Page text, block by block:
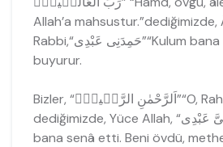
Allah’a mahsustur.”dediğimizde,
Rabbi,“حَمِدَنِى عَبْدِى”“Kulum bana hamd etti.”
buyurur.
Bizler, “اَلرَّحْمٰنِ الرَّح۪يمِۙ”“O, Rahmân ve Rahîmdir.”
dediğimizde, Yüce Allah, “أَثْنَى عَلَىَّ عَبْدِى”“Kulum
bana senâ etti. Beni övdü,